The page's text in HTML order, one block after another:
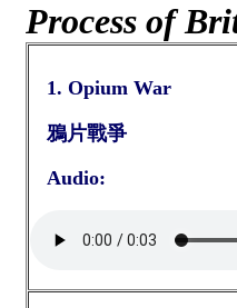
Process of
1. Opium War
鴉片戰爭
Audio: